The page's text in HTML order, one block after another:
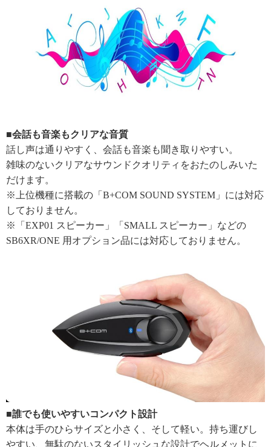
■会話も音楽もクリアな音質
話し声は通りやすく、会話も音楽も聞き取りやすい。
雑味のないクリアなサウンドクオリティをおたのしみいた
だけます。
※上位機種に搭載の「B+COM SOUND SYSTEM」には対応
しておりません。
※「EXP01 スピーカー」「SMALL スピーカー」などの
SB6XR/ONE 用オプション品には対応しておりません。
■誰でも使いやすいコンパクト設計
本体は手のひらサイズと小さく、そして軽い。持ち運びし
やすい、無駄のないスタイリッシュな設計でヘルメットに